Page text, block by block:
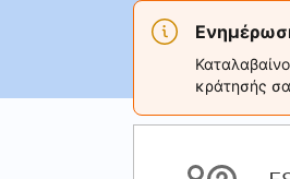
κράτησής